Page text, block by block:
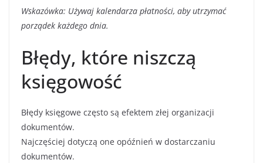
Wskazówka: Używaj kalendarza płatności, aby utrzymać
porządek każdego dnia.
Błędy, które niszczą
księgowość
Błędy księgowe często są efektem złej organizacji
dokumentów.
Najczęściej dotyczą one opóźnień w dostarczaniu
dokumentów.